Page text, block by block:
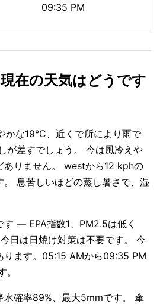
09:35 PM
在の天気はどうです
な19°C、近くで所により雨で
が差すでしょう。 今は風冷えや
ありません。 westから12 kphの
。 息苦しいほどの蒸し暑さで、湿
す — EPA指数1、PM2.5は低く
日は日焼け対策は不要です。 今
ります。05:15 AMから09:35 PM
確率89%、最大5mmです。 傘